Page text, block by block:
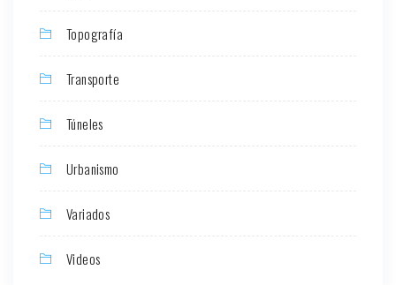
Topografía
Transporte
Túneles
Urbanismo
Variados
Videos